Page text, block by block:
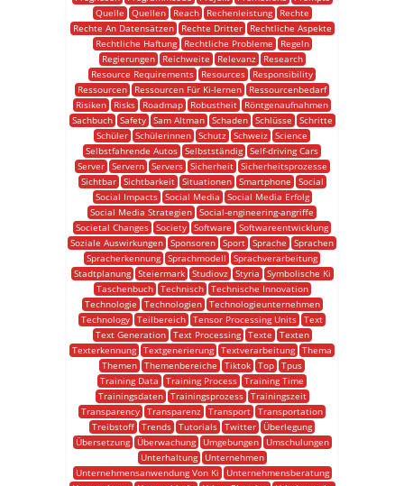
Quelle
Quellen Reach Rechenleistung
Rechte
Rechte An Datensätzen
Rechte Dritter
Rechtliche Aspekte
Rechtliche Haftung
Rechtliche Probleme
Regeln
Regierungen
Reichweite Relevanz
Research
Resource Requirements
Resources
Responsibility
Ressourcen
Ressourcen Für Ki-lernen
Ressourcenbedarf
Risiken
Risks Roadmap Robustheit
Röntgenaufnahmen
Sachbuch
Safety Sam Altman Schaden Schlüsse
Schritte
Schüler Schülerinnen Schutz Schweiz Science
Selbstfahrende Autos Selbstständig Self-driving Cars
Server
Servern Servers Sicherheit
Sicherheitsprozesse
Sichtbar
Sichtbarkeit Situationen Smartphone
Social
Social Impacts
Social Media
Social Media Erfolg
Social Media Strategien Social-engineering-angriffe
Societal Changes Society Software
Softwareentwicklung
Soziale Auswirkungen Sponsoren Sport Sprache
Sprachen
Spracherkennung Sprachmodell
Sprachverarbeitung
Stadtplanung
Steiermark Studiovz Styria
Symbolische Ki
Taschenbuch
Technisch
Technische Innovation
Technologie
Technologien
Technologieunternehmen
Technology Teilbereich Tensor Processing Units Text
Text Generation
Text Processing Texte
Texten
Texterkennung Textgenerierung Textverarbeitung Thema
Themen Themenbereiche Tiktok Top Tpus
Training Data
Training Process Training Time
Trainingsdaten
Trainingsprozess
Trainingszeit
Transparency Transparenz Transport Transportation
Treibstoff Trends Tutorials Twitter
Überlegung
Übersetzung
Überwachung Umgebungen
Umschulungen
Unterhaltung
Unternehmen
Unternehmensanwendung Von Ki
Unternehmensberatung